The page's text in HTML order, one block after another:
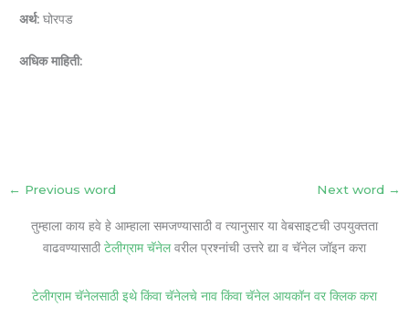
अर्थ: घोरपड
अधिक माहिती:
← Previous word Next word →
तुम्हाला काय हवे हे आम्हाला समजण्यासाठी व त्यानुसार या वेबसाइटची उपयुक्तता
वाढवण्यासाठी टेलीग्राम चॅनेलवरील प्रश्नांची उत्तरे द्या व चॅनेल जॉइन करा
टेलीग्राम चॅनेलसाठी इथे किंवा चॅनेलचे नाव किंवा चॅनेल आयकॉन वर क्लिक करा